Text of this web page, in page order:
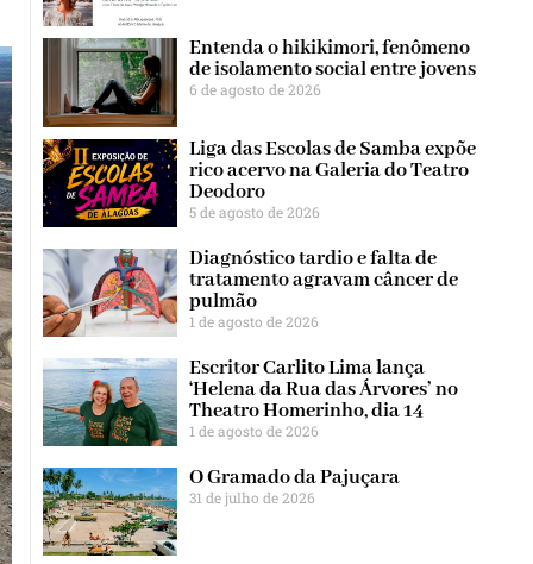
Entenda o hikikimori, fenômeno
de isolamento social entre jovens
6 de agosto de 2026
Liga das Escolas de Samba expõe
rico acervo na Galeria do Teatro
Deodoro
5 de agosto de 2026
Diagnóstico tardio e falta de
tratamento agravam câncer de
pulmão
1 de agosto de 2026
Escritor Carlito Lima lança
‘Helena da Rua das Árvores’ no
Theatro Homerinho, dia 14
1 de agosto de 2026
O Gramado da Pajuçara
31 de julho de 2026